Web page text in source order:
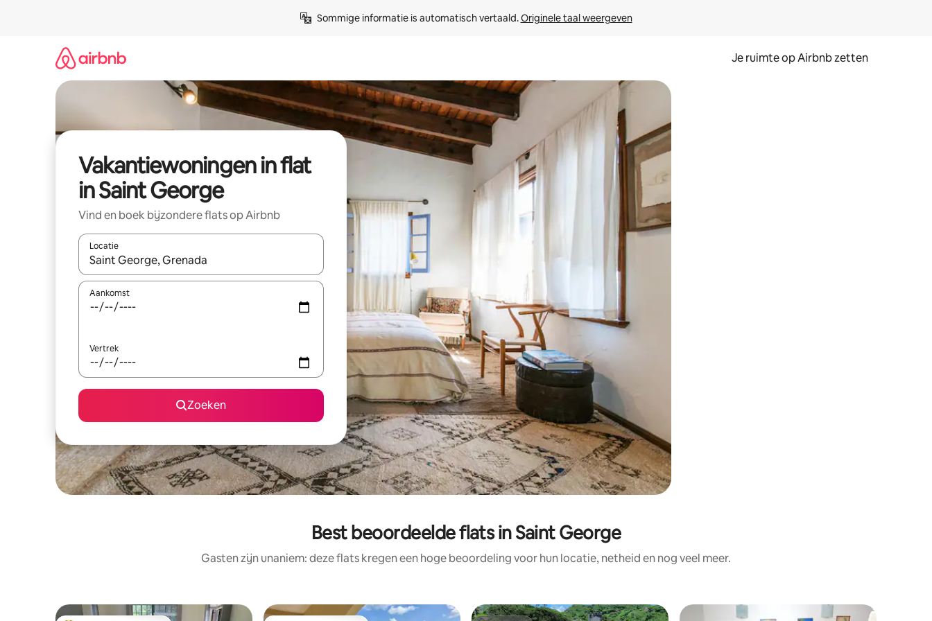
Sommige informatie is automatisch vertaald. Originele taal weergeven
Je ruimte op Airbnb zetten
Vakantiewoningen in flat
in Saint George
Vind en boek bijzondere flats op Airbnb
Locatie
Wanneer er suggesties beschikbaar zijn, maak je een keuze met je de pijltjestoetsen omhoog en omlaag, óf door te tikken of swipen.
Aankomst
Vertrek
Zoeken
Best beoordeelde flats in Saint George
Gasten zijn unaniem: deze flats kregen een hoge beoordeling voor hun locatie, netheid en nog veel meer.